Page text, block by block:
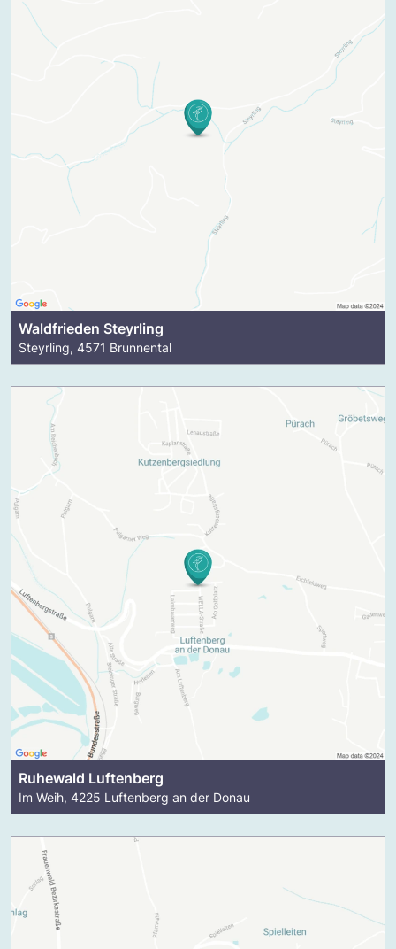
Waldfrieden Steyrling
Steyrling, 4571 Brunnental
Ruhewald Luftenberg
Im Weih, 4225 Luftenberg an der Donau